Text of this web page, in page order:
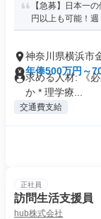
【急募】日本一
円以上も可能！
神奈川県横浜市
年俸500万円～
求める人材: 《
か * 理学療...
交通費支給
正社員
訪問生活支援員
hub株式会社